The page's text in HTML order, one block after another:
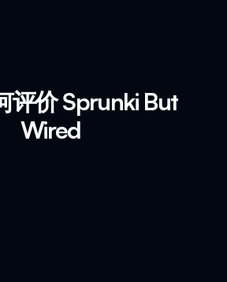
评价 Sprunki But
Wired